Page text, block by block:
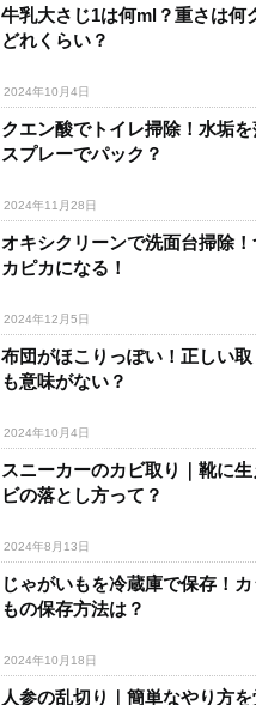
牛乳大さじ1は何ml？重さは何
どれくらい？
2024年10月4日
クエン酸でトイレ掃除！水垢
スプレーでパック？
2024年11月28日
オキシクリーンで洗面台掃除
カピカになる！
2024年12月5日
布団がほこりっぽい！正しい
も意味がない？
2024年10月4日
スニーカーのカビ取り｜靴に
ビの落とし方って？
2024年8月13日
じゃがいもを冷蔵庫で保存！
もの保存方法は？
2024年10月18日
人参の乱切り｜簡単なやり方